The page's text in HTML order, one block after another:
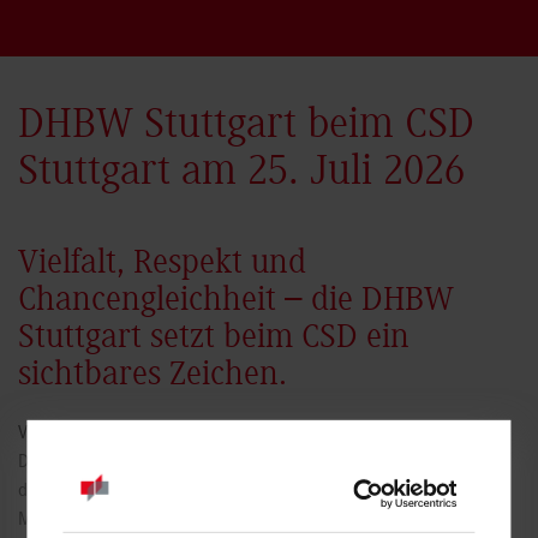
DHBW Stuttgart beim CSD
Stuttgart am 25. Juli 2026
Vielfalt, Respekt und
Chancengleichheit – die DHBW
Stuttgart setzt beim CSD ein
sichtbares Zeichen.
Vielfalt, Respekt und Chancengleichheit sind zentrale Werte der
Dualen Hochschule Baden-Württemberg und prägen das Studium,
die Zusammenarbeit mit unseren Dualen Partnern und das
Miteinander auf dem Campus. Der Christopher Street Day (CSD)